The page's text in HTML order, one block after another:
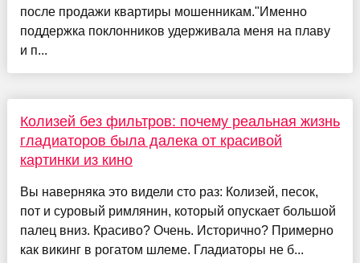
после продажи квартиры мошенникам."Именно
поддержка поклонников удерживала меня на плаву
и п...
Колизей без фильтров: почему реальная жизнь
гладиаторов была далека от красивой
картинки из кино
Вы наверняка это видели сто раз: Колизей, песок,
пот и суровый римлянин, который опускает большой
палец вниз. Красиво? Очень. Исторично? Примерно
как викинг в рогатом шлеме. Гладиаторы не б...